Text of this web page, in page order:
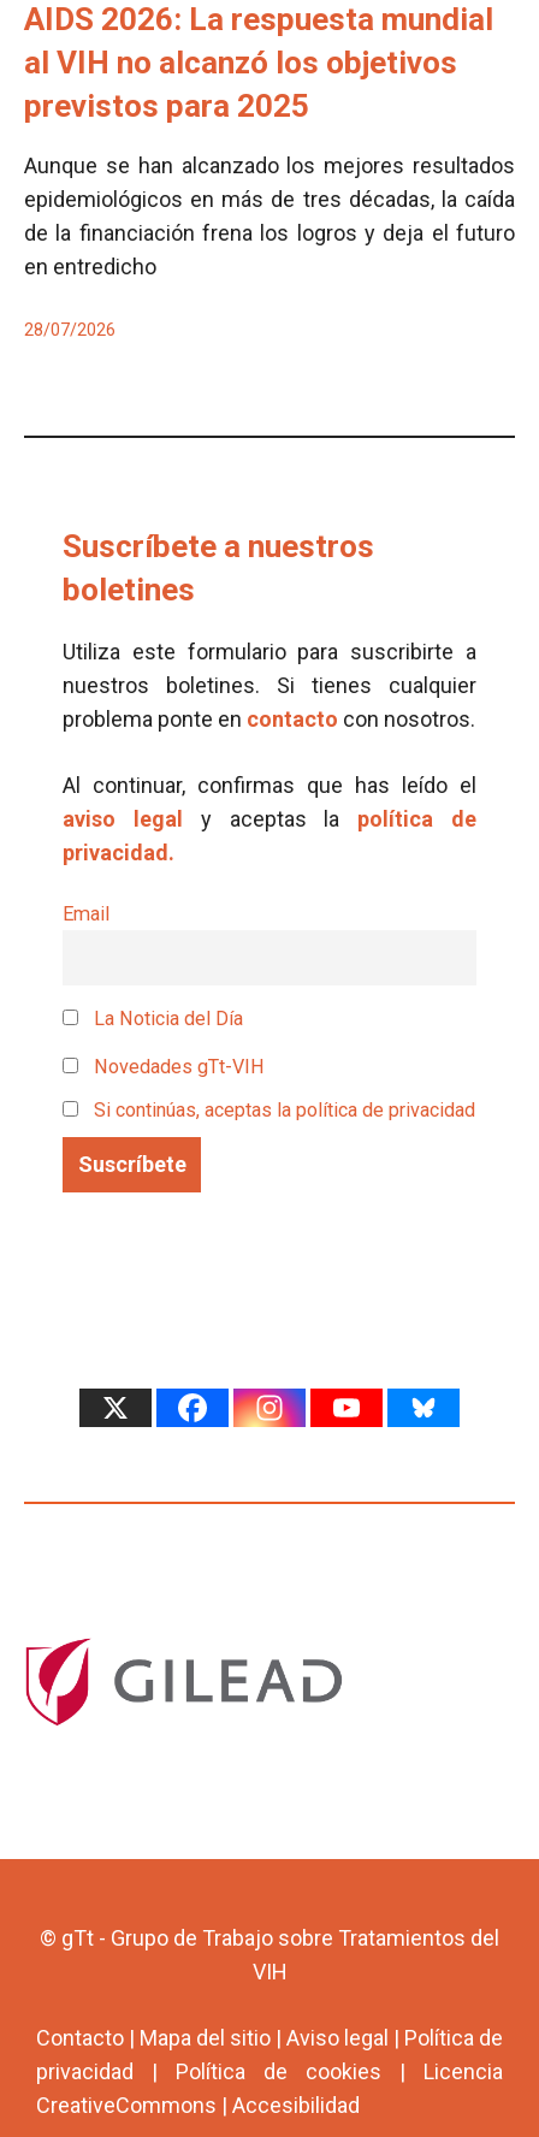
AIDS 2026: La respuesta mundial
al VIH no alcanzó los objetivos
previstos para 2025
Aunque se han alcanzado los mejores resultados
epidemiológicos en más de tres décadas, la caída
de la financiación frena los logros y deja el futuro
en entredicho
28/07/2026
Suscríbete a nuestros
boletines
Utiliza este formulario para suscribirte a
nuestros boletines. Si tienes cualquier
problema ponte en contacto con nosotros.
Al continuar, confirmas que has leído el
aviso legal
y aceptas la política de
privacidad.
Email
La Noticia del Día
Novedades gTt-VIH
Si continúas, aceptas la política de privacidad
© gTt - Grupo de Trabajo sobre Tratamientos del
VIH
Contacto | Mapa del sitio | Aviso legal | Política de
privacidad | Política de cookies | Licencia
CreativeCommons | Accesibilidad